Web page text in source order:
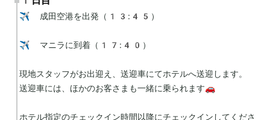
✈️ 成田空港を出発（13:45）
✈️ マニラに到着（17:40）
現地スタッフがお出迎え、送迎車にてホテルへ送迎します。
送迎車には、ほかのお客さまも一緒に乗られます🚗
ホテル指定のチェックイン時間以降にチェックインしてくださ